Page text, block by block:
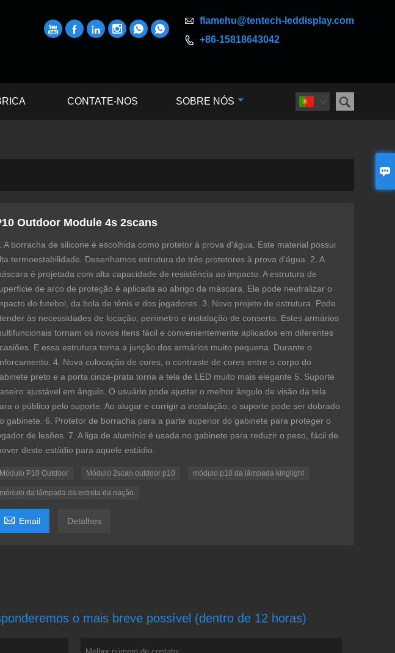

 flamehu@tentech-leddisplay.com
 +86-15818643042
     
 
CONTATE-NOS SOBRE NÓS
Outdoor Module 4s 2scans
A borracha de silicone é escolhida como protetor à prova d'água. Este material possui
termoestabilidade. Desenhamos estrutura de três protetores à prova d'água. 2. A
é projetada com alta capacidade de resistência ao impacto. A estrutura de
de arco de proteção é aplicada ao abrigo da máscara. Ela pode neutralizar o
do futebol, da bola de tênis e dos jogadores. 3. Novo projeto de estrutura. Pode
às necessidades de locação, perímetro e instalação de conserto. Estes armários
tornam os novos itens fácil e convenientemente aplicados em diferentes
E essa estrutura torna a junção dos armários muito pequena. Durante o
4. Nova colocação de cores, o contraste de cores entre o corpo do
preto e a porta cinza-prata torna a tela de LED muito mais elegante 5. Suporte
ajustável em ângulo. O usuário pode ajustar o melhor ângulo de visão da tela
o público pelo suporte. Ao alugar e corrigir a instalação, o suporte pode ser dobrado
gabinete. 6. Protetor de borracha para a parte superior do gabinete para proteger o
de lesões. 7. A liga de alumínio é usada no gabinete para reduzir o peso, fácil de
deste estádio para aquele estádio.
Módulo P10 Outdoor Módulo 2scan outdoor p10 módulo p10 da lâmpada kinglight
módulo da lâmpada da estrela da nação
 Email Detalhes
o mais breve possível (dentro de 12 horas)